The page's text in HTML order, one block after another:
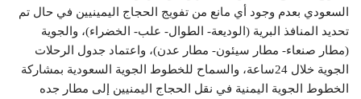
السعودي بعدم وجود أي مانع من تفويج الحجاج اليمينيين في حال تم
تحديد المنافذ البرية (الوديعة- الطوال- علب- الخضراء)، والجوية
(مطار صنعاء- مطار سيئون- مطار عدن)، واعتماد جدول الرحلات
الجوية خلال 24ساعة، والسماح للخطوط الجوية السعودية بمشاركة
الخطوط الجوية اليمنية في نقل الحجاج اليمنيين إلى مطار جده